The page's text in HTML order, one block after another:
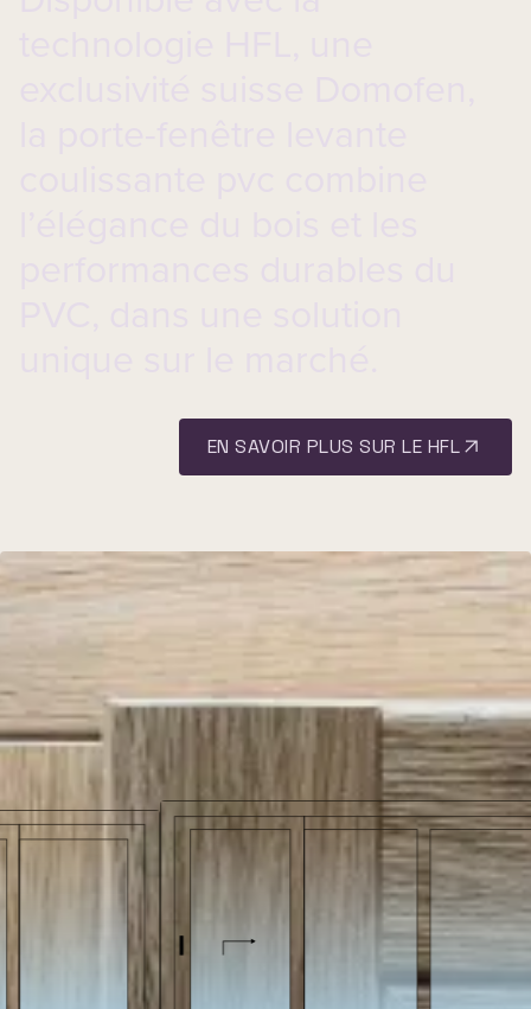
EN SAVOIR PLUS SUR LE HFL
Explorez toutes les variantes
disponibles